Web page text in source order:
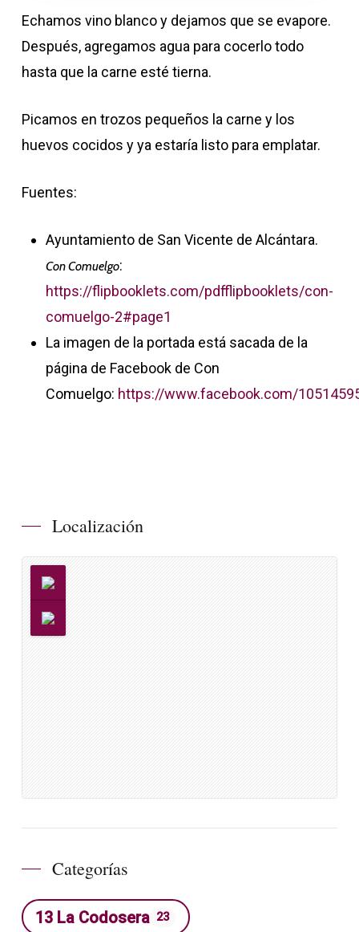
Echamos vino blanco y dejamos que se evapore.
Después, agregamos agua para cocerlo todo
hasta que la carne esté tierna.
Picamos en trozos pequeños la carne y los
huevos cocidos y ya estaría listo para emplatar.
Fuentes:
Ayuntamiento de San Vicente de Alcántara.
Con Comuelgo:
https://flipbooklets.com/pdfflipbooklets/con-
comuelgo-2#page1
La imagen de la portada está sacada de la
página de Facebook de Con
Comuelgo: https://www.facebook.com/
Localización
Categorías
13 La Codosera 23